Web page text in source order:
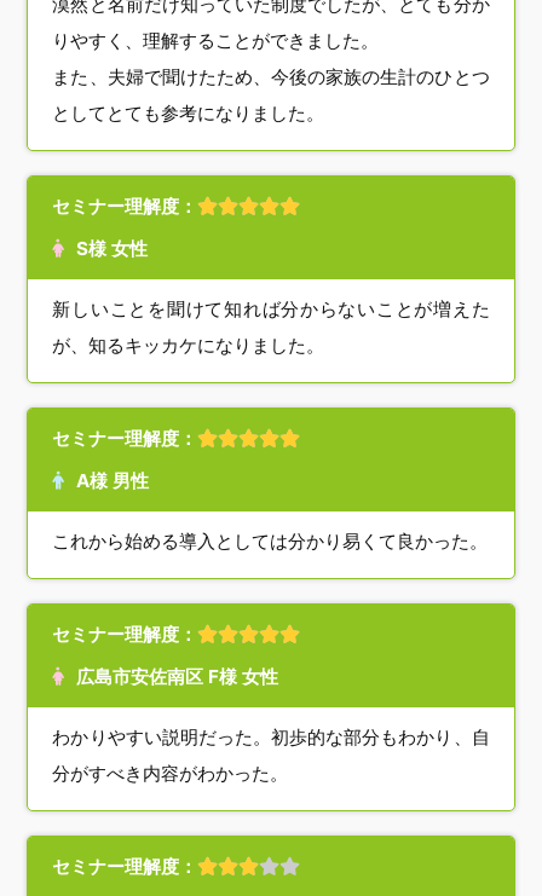
漠然と名前だけ知っていた制度でしたが、とても分か
りやすく、理解することができました。
また、夫婦で聞けたため、今後の家族の生計のひとつ
としてとても参考になりました。
セミナー理解度：
S様 女性
新しいことを聞けて知れば分からないことが増えた
が、知るキッカケになりました。
セミナー理解度：
A様 男性
これから始める導入としては分かり易くて良かった。
セミナー理解度：
広島市安佐南区 F様 女性
わかりやすい説明だった。初歩的な部分もわかり、自
分がすべき内容がわかった。
セミナー理解度：